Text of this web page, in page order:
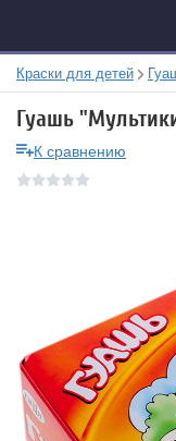
Краски для детей
Гуашь
К сравнению